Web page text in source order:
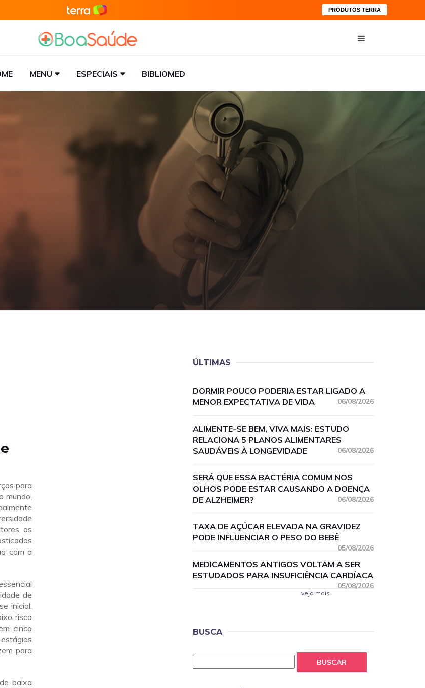
PRODUTOS TERRA
MENU ESPECIAIS BIBLIOMED
para
mundo,
os
com a
de
inicial,
risco
cinco
para
baixa
ÚLTIMAS
DORMIR POUCO PODERIA ESTAR LIGADO A
MENOR EXPECTATIVA DE VIDA
06/08/2026
ALIMENTE-SE BEM, VIVA MAIS: ESTUDO
RELACIONA 5 PLANOS ALIMENTARES
SAUDÁVEIS À LONGEVIDADE
06/08/2026
SERÁ QUE ESSA BACTÉRIA COMUM NOS
OLHOS PODE ESTAR CAUSANDO A DOENÇA
DE ALZHEIMER?
06/08/2026
TAXA DE AÇÚCAR ELEVADA NA GRAVIDEZ
PODE INFLUENCIAR O PESO DO BEBÊ
05/08/2026
MEDICAMENTOS ANTIGOS VOLTAM A SER
ESTUDADOS PARA INSUFICIÊNCIA CARDÍACA
05/08/2026
veja mais
BUSCA
BUSCAR